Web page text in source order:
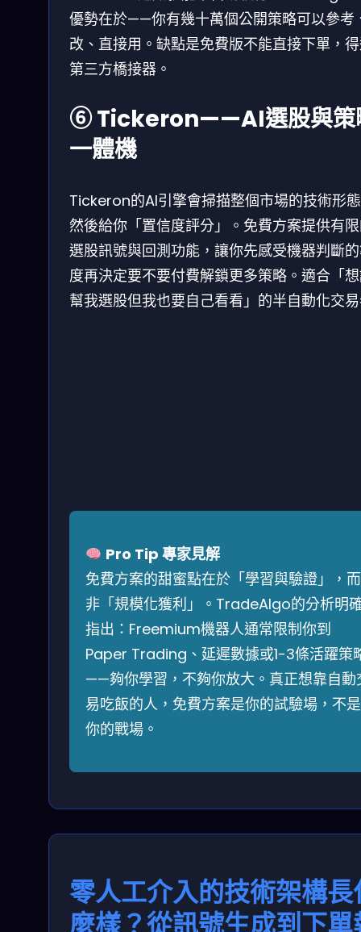
優勢在於——你有幾十萬個公開策略可以參考
改、直接用。缺點是免費版不能直接下單，
第三方橋接器。
⑥ Tickeron——AI選股與策
一體機
Tickeron的AI引擎會掃描整個市場的技術形
然後給你「置信度評分」。免費方案提供有
選股訊號與回測功能，讓你先感受機器判斷
度再決定要不要付費解鎖更多策略。適合「
幫我選股但我也要自己看看」的半自動化交
Pro Tip 專家見解
免費方案的甜蜜點在於「學習與驗證」，而
非「規模化獲利」。TradeAlgo的分析明
指出：Freemium機器人通常限制你到
Paper Trading、延遲數據或1-3條活躍策
——夠你學習，不夠你放大。真正想靠自動
易吃飯的人，免費方案是你的試驗場，不是
你的戰場。
零人工介入的技術架構長
麼樣？從訊號生成到下單